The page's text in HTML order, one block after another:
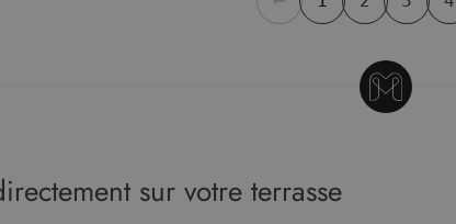
sur votre terrasse